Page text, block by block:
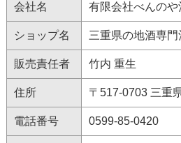
会社名 有限会社べんのや
ショップ名 三重県の地酒専門
販売責任者 竹内 重生
住所 〒517-0703 三重
電話番号 0599-85-0420